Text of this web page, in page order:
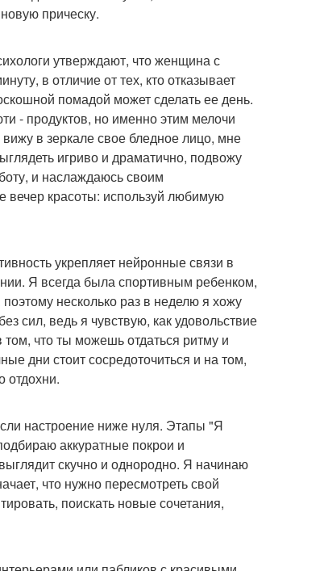
прическу.
утверждают, что женщина с
в отличие от тех, кто отказывает
помадой может сделать ее день.
- продуктов, но именно этим мелочи
в зеркале свое бледное лицо, мне
игриво и драматично, подвожу
и наслаждаюсь своим
вечер красоты: используй любимую
укрепляет нейронные связи в
Я всегда была спортивным ребенком,
несколько раз в неделю я хожу
сил, ведь я чувствую, как удовольствие
что ты можешь отдаться ритму и
дни стоит сосредоточиться и на том,
отдохни.
настроение ниже нуля. Этапы "Я
аккуратные покрои и
скучно и однородно. Я начинаю
что нужно пересмотреть свой
поискать новые сочетания,